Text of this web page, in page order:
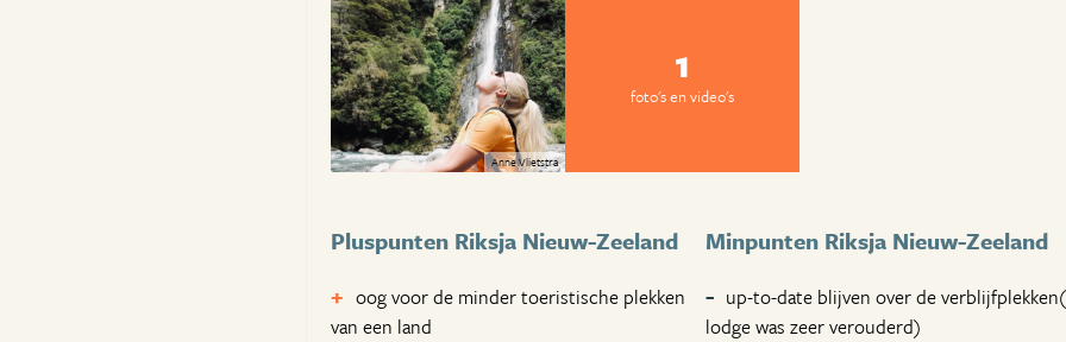
Anne Vlietstra
1
foto's en video's
Pluspunten Riksja Nieuw-Zeeland
oog voor de minder toeristische plekken
van een land
Minpunten Riksja Nieuw-Zeeland
up-to-date blijven over de
lodge was zeer verouderd)